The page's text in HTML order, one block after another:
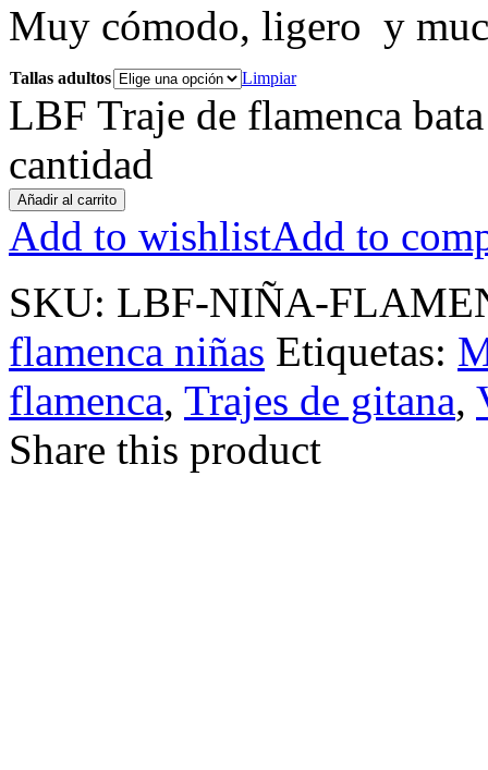
Muy cómodo, ligero y
Tallas adultos Limpiar
LBF Traje de flamenca
cantidad
Añadir al carrito
Add to wishlistAdd to
SKU: LBF-NIÑA-
flamenca niñas Etiquetas:
flamenca, Trajes de gitana,
Share this product